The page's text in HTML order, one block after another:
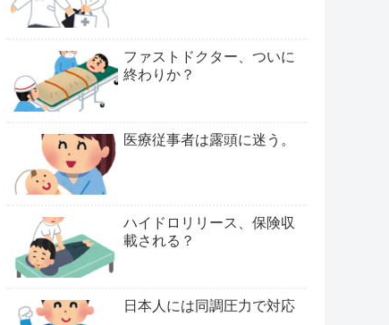
ファストドクター、ついに
終わりか？
医療従事者は露頭に迷う。
ハイドロリリース、保険収
載される？
日本人には同調圧力で対応